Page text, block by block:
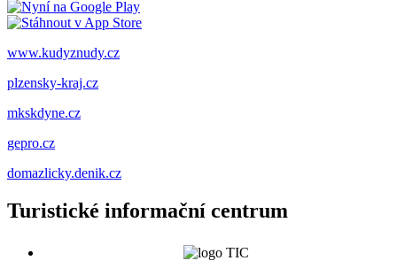
www.kudyznudy.cz
plzensky-kraj.cz
mkskdyne.cz
gepro.cz
domazlicky.denik.cz
Turistické informační centrum